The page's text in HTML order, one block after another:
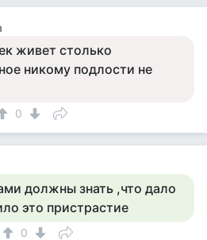
живет столько
никому подлости не
0
должны знать ,что дало
это пристрастие
0